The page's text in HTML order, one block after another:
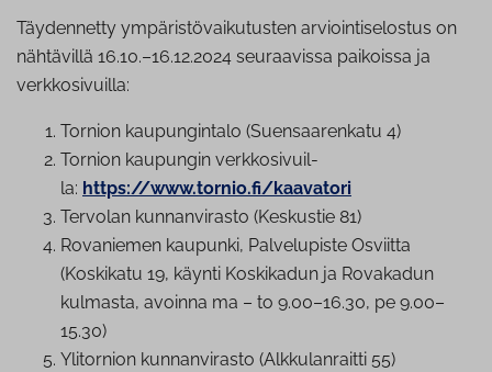
Täydennetty ympäristövaikutusten arviointiselostus on
nähtävillä 16.10.–16.12.2024 seuraavissa paikoissa ja
verkkosivuilla:
Tornion kau­pun­gin­ta­lo (Suen­saa­ren­ka­tu 4)
Tornion kaupungin verk­ko­si­vuil­
la: https://www.tornio.fi/kaavatori
Tervolan kun­nan­vi­ras­to (Keskustie 81)
Rovaniemen kaupunki, Pal­ve­lu­pis­te Osviitta
(Koskikatu 19, käynti Koskikadun ja Rovakadun
kulmasta, avoinna ma – to 9.00–16.30, pe 9.00–
15.30)
Ylitornion kun­nan­vi­ras­to (Alk­ku­lan­rait­ti 55)